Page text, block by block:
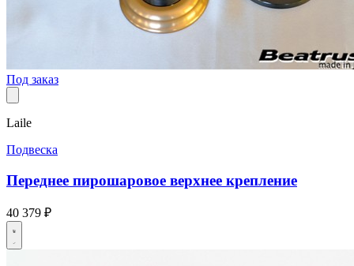
Под заказ
Laile
Подвеска
Переднее пирошаровое верхнее крепление
40 379 ₽